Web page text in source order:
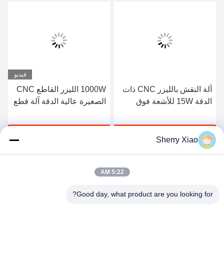
آلة النقش بالليزر CNC ذات
الدقة 15W للأشعة فوق
الفينيل متعدد الكلور
احصل على أفضل سعر
فيديو
1000W الليزر القاطع CNC
الصغيرة عالية الدقة آلة قطع
Sherry Xiao
5:22 AM
Good day, what product are you looking for?